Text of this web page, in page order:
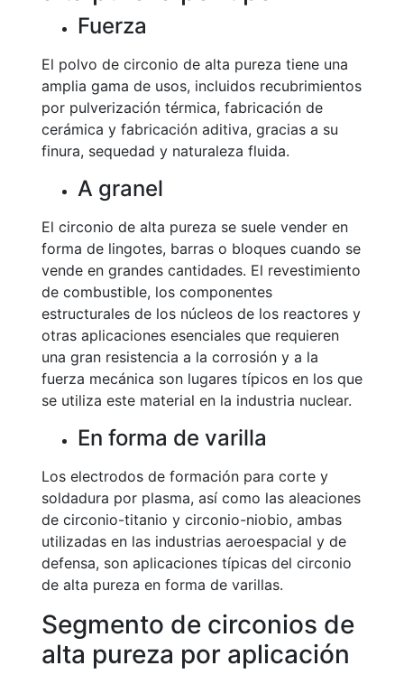
Fuerza
El polvo de circonio de alta pureza tiene una
amplia gama de usos, incluidos recubrimientos
por pulverización térmica, fabricación de
cerámica y fabricación aditiva, gracias a su
finura, sequedad y naturaleza fluida.
A granel
El circonio de alta pureza se suele vender en
forma de lingotes, barras o bloques cuando se
vende en grandes cantidades. El revestimiento
de combustible, los componentes
estructurales de los núcleos de los reactores y
otras aplicaciones esenciales que requieren
una gran resistencia a la corrosión y a la
fuerza mecánica son lugares típicos en los que
se utiliza este material en la industria nuclear.
En forma de varilla
Los electrodos de formación para corte y
soldadura por plasma, así como las aleaciones
de circonio-titanio y circonio-niobio, ambas
utilizadas en las industrias aeroespacial y de
defensa, son aplicaciones típicas del circonio
de alta pureza en forma de varillas.
Segmento de circonios de
alta pureza por aplicación